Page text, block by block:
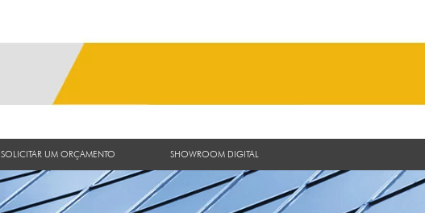
SOLICITAR UM ORÇAMENTO SHOWROOM DIGITAL